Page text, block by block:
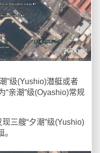
级(Yushio)潜艇或者
“亲潮”级(Oyashio)常规
艘“夕潮”级(Yushio)